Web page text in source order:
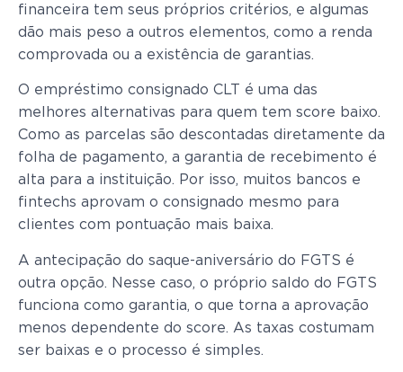
financeira tem seus próprios critérios, e algumas
dão mais peso a outros elementos, como a renda
comprovada ou a existência de garantias.
O empréstimo consignado CLT é uma das
melhores alternativas para quem tem score baixo.
Como as parcelas são descontadas diretamente da
folha de pagamento, a garantia de recebimento é
alta para a instituição. Por isso, muitos bancos e
fintechs aprovam o consignado mesmo para
clientes com pontuação mais baixa.
A antecipação do saque-aniversário do FGTS é
outra opção. Nesse caso, o próprio saldo do FGTS
funciona como garantia, o que torna a aprovação
menos dependente do score. As taxas costumam
ser baixas e o processo é simples.